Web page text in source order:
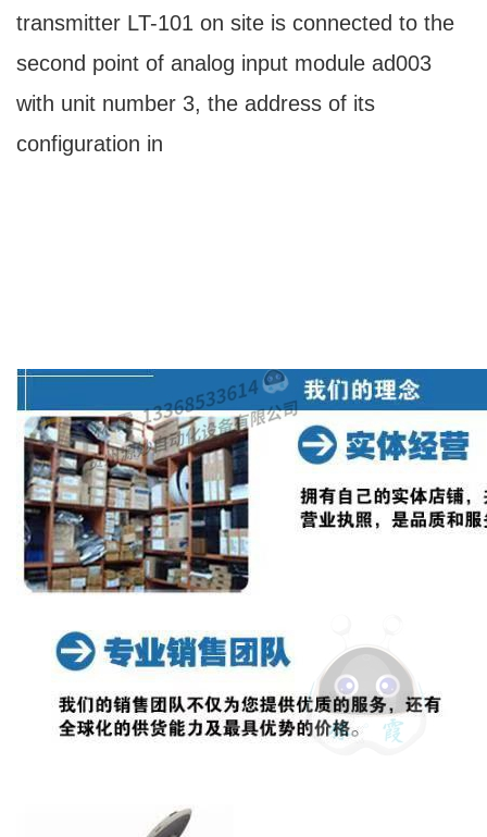
transmitter LT-101 on site is connected to the
second point of analog input module ad003
with unit number 3, the address of its
configuration in